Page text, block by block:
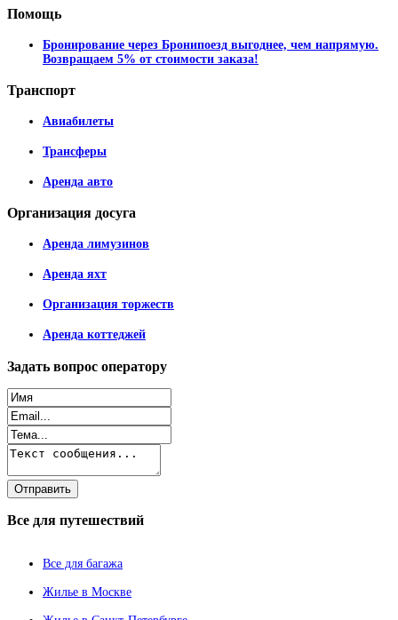
Помощь
Бронирование через Бронипоезд выгоднее, чем напрямую.
Возвращаем 5% от стоимости заказа!
Транспорт
Авиабилеты
Трансферы
Аренда авто
Организация досуга
Аренда лимузинов
Аренда яхт
Организация торжеств
Аренда коттеджей
Задать вопрос оператору
Все для путешествий
Все для багажа
Жилье в Москве